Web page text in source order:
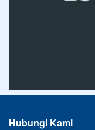
Hubungi Kami